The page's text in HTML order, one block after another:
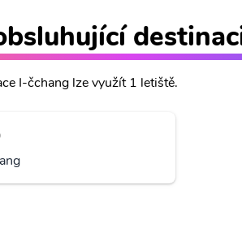
I-čchang lze využít 1 letiště.